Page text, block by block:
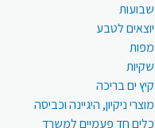
שבועות
יוצאים לטבע
מפות
שקיות
קיץ ים בריכה
מוצרי ניקיון, היגיינה וכביסה
כלים חד פעמיים למשרד